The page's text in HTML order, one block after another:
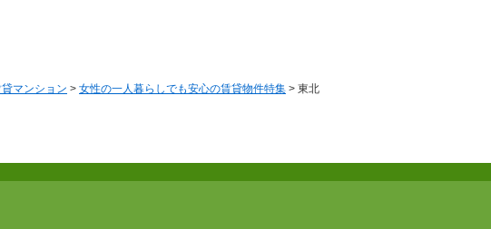
マンション > 女性の一人暮らしでも安心の賃貸物件特集 > 東北